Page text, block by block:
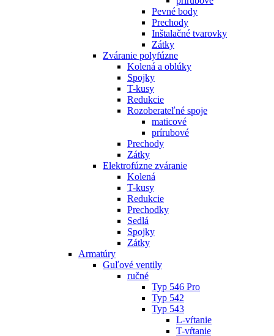
Pevné body
Prechody
Inštalačné tvarovky
Zátky
Zváranie polyfúzne
Kolená a oblúky
Spojky
T-kusy
Redukcie
Rozoberateľné spoje
maticové
prírubové
Prechody
Zátky
Elektrofúzne zváranie
Kolená
T-kusy
Redukcie
Prechodky
Sedlá
Spojky
Zátky
Armatúry
Guľové ventily
ručné
Typ 546 Pro
Typ 542
Typ 543
L-vŕtanie
T-vŕtanie